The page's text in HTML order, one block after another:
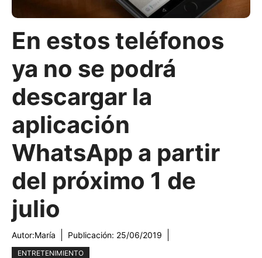
En estos teléfonos
ya no se podrá
descargar la
aplicación
WhatsApp a partir
del próximo 1 de
julio
Autor:María Publicación: 25/06/2019
ENTRETENIMIENTO